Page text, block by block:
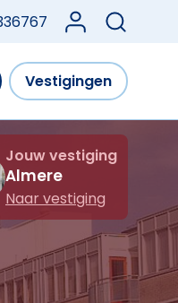
Log in bij Mijn
Vestigingen
Jouw vestiging
Almere
Naar vestiging